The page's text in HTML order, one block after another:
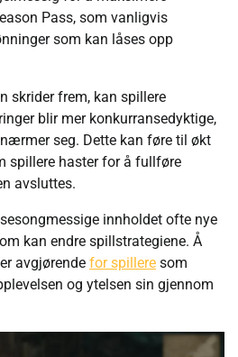
Pass, som vanligvis
som kan låses opp
skrider frem, kan spillere
blir mer konkurransedyktige,
seg. Dette kan føre til økt
spillere haster for å fullføre
avsluttes.
innholdet ofte nye
kan endre spillstrategiene. Å
avgjørende for spillere som
og ytelsen sin gjennom